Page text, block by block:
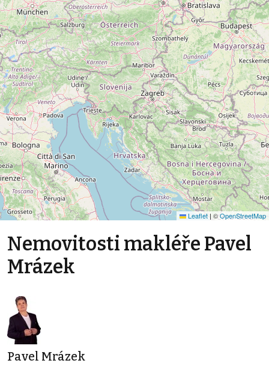
Leaflet | ©OpenStreetMap
Nemovitosti makléře Pavel
Mrázek
Pavel Mrázek